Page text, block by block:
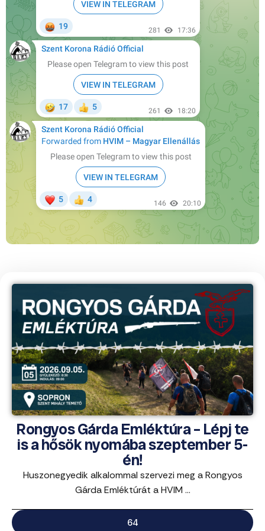
Rongyos Gárda Emléktúra – Lépj te
is a hősök nyomába szeptember 5-
én!
Huszonegyedik alkalommal szervezi meg a Rongyos
Gárda Emléktúrát a HVIM ...
64